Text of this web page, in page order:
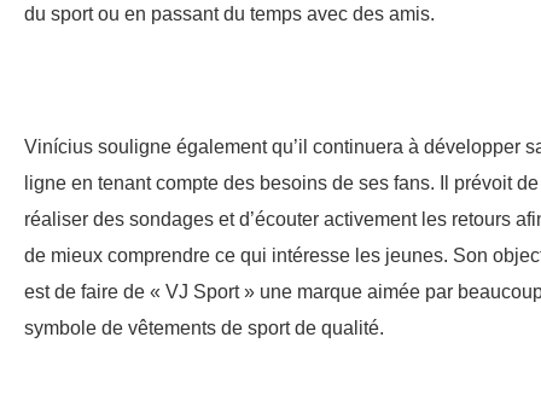
du sport ou en passant du temps avec des amis.
Vinícius souligne également qu’il continuera à développer
ligne en tenant compte des besoins de ses fans. Il prévoit de
réaliser des sondages et d’écouter activement les retours
de mieux comprendre ce qui intéresse les jeunes. Son
est de faire de « VJ Sport » une marque aimée par
symbole de vêtements de sport de qualité.